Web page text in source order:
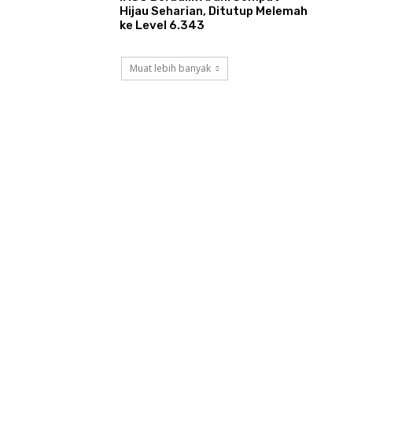
Hijau Seharian, Ditutup Melemah
ke Level 6.343
Muat lebih banyak